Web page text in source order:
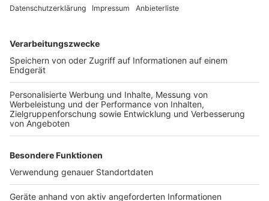
Schulbegleiter ums Leben kamen. Die neue
Kreuzung sorgen.
Anzeige
Weitere Themen von Rhein und Erft
Anzeige
geplant
Neuer Service bei den KVB